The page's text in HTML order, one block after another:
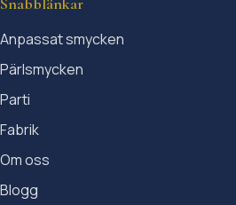
Anpassat smycken
Pärlsmycken
Parti
Fabrik
Om oss
Blogg